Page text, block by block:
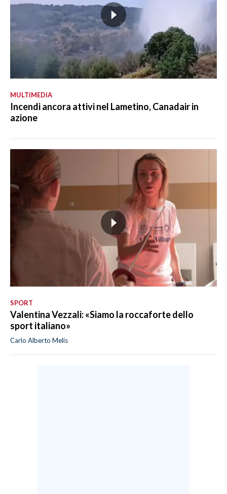
MULTIMEDIA
Incendi ancora attivi nel Lametino, Canadair in
azione
SPORT
Valentina Vezzali: «Siamo la roccaforte dello
sport italiano»
Carlo Alberto Melis